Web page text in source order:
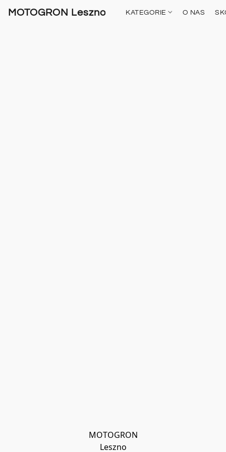
MOTOGRON Leszno KATEGORIE O NAS
MOTOGRON
Leszno